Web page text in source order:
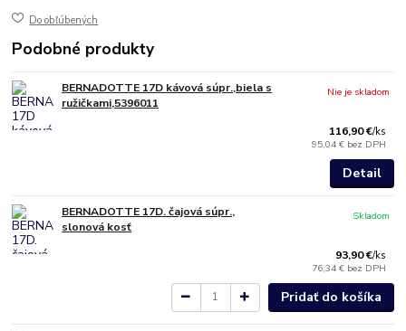
Do obľúbených
Podobné produkty
BERNADOTTE 17D kávová súpr.,biela s
ružičkami,5396011
116,90 €/ks
95,04 € bez DPH
Nie je skladom
Detail
BERNADOTTE 17D. čajová súpr.,
slonová kosť
93,90 €/ks
76,34 € bez DPH
Skladom
Pridať do košíka